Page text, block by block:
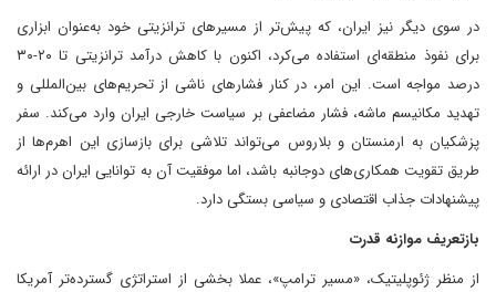
در سوی دیگر نیز ایران، که پیش‌تر از مسیرهای ترانزیتی خود به‌عنوان ابزاری
برای نفوذ منطقه‌ای استفاده می‌کرد، اکنون با کاهش درآمد ترانزیتی تا ۲۰-۳۰
درصد مواجه است. این امر، در کنار فشارهای ناشی از تحریم‌های بین‌المللی و
تهدید مکانیسم ماشه، فشار مضاعفی بر سیاست خارجی ایران وارد می‌کند. سفر
پزشکیان به ارمنستان و بلاروس می‌تواند تلاشی برای بازسازی این اهرم‌ها از
طریق تقویت همکاری‌های دوجانبه باشد، اما موفقیت آن به توانایی ایران در ارائه
پیشنهادات جذاب اقتصادی و سیاسی بستگی دارد.
بازتعریف موازنه قدرت
از منظر ژئوپلیتیک، «مسیر ترامپ»، عملا بخشی از استراتژی گسترده‌تر آمریکا